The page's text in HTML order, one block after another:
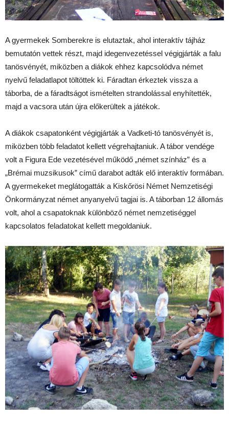
A gyermekek Somberekre is elutaztak, ahol interaktív tájház
bemutatón vettek részt, majd idegenvezetéssel végigjárták a falu
tanösvényét, miközben a diákok ehhez kapcsolódva német
nyelvű feladatlapot töltöttek ki. Fáradtan érkeztek vissza a
táborba, de a fáradtságot ismételten strandolással enyhítették,
majd a vacsora után újra előkerültek a játékok.
A diákok csapatonként végigjárták a Vadketi-tó tanösvényét is,
miközben több feladatot kellett végrehajtaniuk. A tábor vendége
volt a Figura Ede vezetésével működő „német színház” és a
„Brémai muzsikusok” című darabot adták elő interaktív formában.
A gyermekeket meglátogatták a Kiskőrösi Német Nemzetiségi
Önkormányzat német anyanyelvű tagjai is. A táborban 12 állomás
volt, ahol a csapatoknak különböző német nemzetiséggel
kapcsolatos feladatokat kellett megoldaniuk.